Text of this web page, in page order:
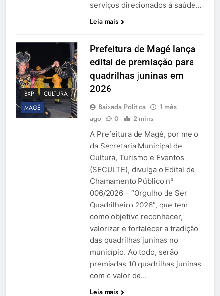
serviços direcionados à saúde…
Leia mais
BXP
CULTURA
MAGÉ
Prefeitura de Magé lança
edital de premiação para
quadrilhas juninas em
2026
Baixada Política
1 mês
ago
0 2 mins
A Prefeitura de Magé, por meio
da Secretaria Municipal de
Cultura, Turismo e Eventos
(SECULTE), divulga o Edital de
Chamamento Público nº
006/2026 – “Orgulho de Ser
Quadrilheiro 2026”, que tem
como objetivo reconhecer,
valorizar e fortalecer a tradição
das quadrilhas juninas no
município. Ao todo, serão
premiadas 10 quadrilhas juninas
com o valor de…
Leia mais